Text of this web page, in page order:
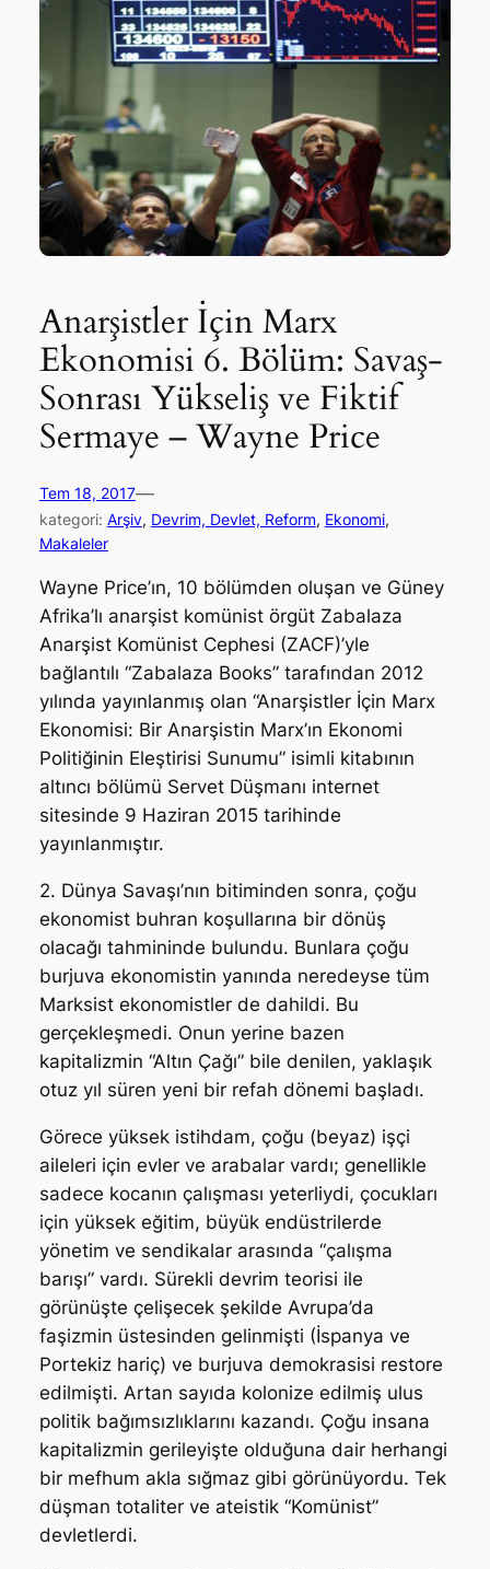
Anarşistler İçin Marx
Ekonomisi 6. Bölüm: Savaş-
Sonrası Yükseliş ve Fiktif
Sermaye – Wayne Price
Tem 18, 2017—
kategori: Arşiv, Devrim, Devlet, Reform, Ekonomi
Makaleler
Wayne Price’ın, 10 bölümden oluşan ve Güney
Afrika’lı anarşist komünist örgüt Zabalaza
Anarşist Komünist Cephesi (ZACF)’yle
bağlantılı “Zabalaza Books” tarafından 2012
yılında yayınlanmış olan “Anarşistler İçin Marx
Ekonomisi: Bir Anarşistin Marx’ın Ekonomi
Politiğinin Eleştirisi Sunumu” isimli kitabının
altıncı bölümü Servet Düşmanı internet
sitesinde 9 Haziran 2015 tarihinde
yayınlanmıştır.
2. Dünya Savaşı’nın bitiminden sonra, çoğu
ekonomist buhran koşullarına bir dönüş
olacağı tahmininde bulundu. Bunlara çoğu
burjuva ekonomistin yanında neredeyse tüm
Marksist ekonomistler de dahildi. Bu
gerçekleşmedi. Onun yerine bazen
kapitalizmin “Altın Çağı” bile denilen, yaklaşık
otuz yıl süren yeni bir refah dönemi başladı.
Görece yüksek istihdam, çoğu (beyaz) işçi
aileleri için evler ve arabalar vardı; genellikle
sadece kocanın çalışması yeterliydi, çocukları
için yüksek eğitim, büyük endüstrilerde
yönetim ve sendikalar arasında “çalışma
barışı” vardı. Sürekli devrim teorisi ile
görünüşte çelişecek şekilde Avrupa’da
faşizmin üstesinden gelinmişti (İspanya ve
Portekiz hariç) ve burjuva demokrasisi restore
edilmişti. Artan sayıda kolonize edilmiş ulus
politik bağımsızlıklarını kazandı. Çoğu insana
kapitalizmin gerileyişte olduğuna dair herhangi
bir mefhum akla sığmaz gibi görünüyordu. Tek
düşman totaliter ve ateistik “Komünist”
devletlerdi.